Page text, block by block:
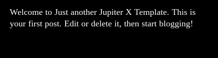
Welcome to Just another Jupiter X Template. This is
your first post. Edit or delete it, then start blogging!